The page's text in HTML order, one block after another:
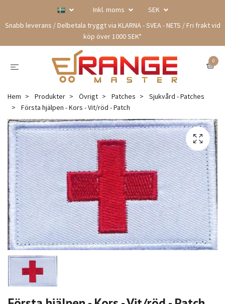
Inkl. moms
SEK
Snabb leverans / Delbetala tryggt via KLARNA - SVEA - NETS / Fri frakt vid
köp över 1000 SEK*
0
Hem Produkter Övrigt Patches
Sjukvård - Patches
Första hjälpen - Kors - Vit/röd - Patch